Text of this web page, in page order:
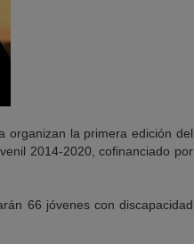
organizan la primera edición del
2014-2020, cofinanciado por
66 jóvenes con discapacidad